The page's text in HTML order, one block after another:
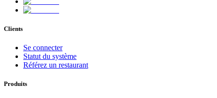
Clients
Se connecter
Statut du système
Référez un restaurant
Produits